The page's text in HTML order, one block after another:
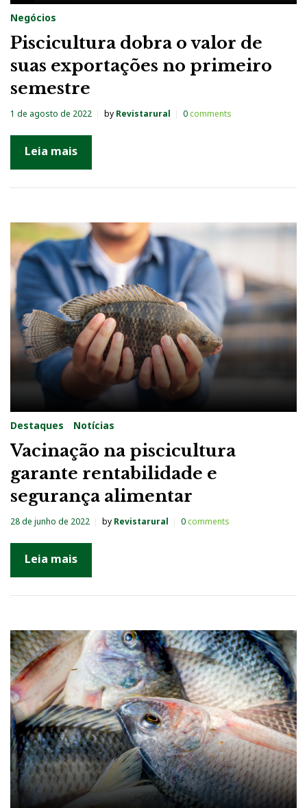
Negócios
Piscicultura dobra o valor de
suas exportações no primeiro
semestre
1 de agosto de 2022 by Revistarural 0comments
Leia mais
Destaques Notícias
Vacinação na piscicultura
garante rentabilidade e
segurança alimentar
28 de junho de 2022 by Revistarural 0comments
Leia mais